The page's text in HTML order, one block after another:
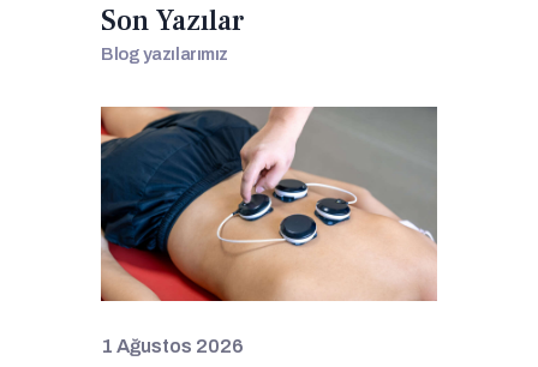
Son Yazılar
Blog yazılarımız
1 Ağustos 2026